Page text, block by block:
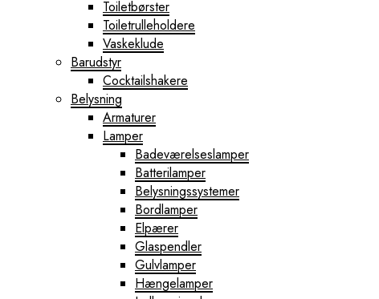
Toiletbørster
Toiletrulleholdere
Vaskeklude
Barudstyr
Cocktailshakere
Belysning
Armaturer
Lamper
Badeværelseslamper
Batterilamper
Belysningssystemer
Bordlamper
Elpærer
Glaspendler
Gulvlamper
Hængelamper